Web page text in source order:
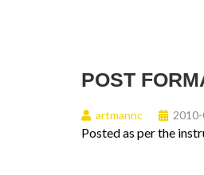
POST
artmannc
Posted as per the